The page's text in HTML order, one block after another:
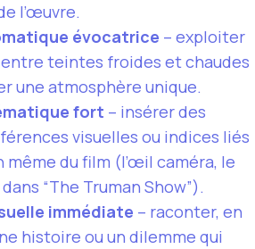
l’œuvre.
évocatrice – exploiter
teintes froides et chaudes
une atmosphère unique.
fort – insérer des
visuelles ou indices liés
même du film (l’œil caméra, le
“The Truman Show”).
immédiate – raconter, en
histoire ou un dilemme qui